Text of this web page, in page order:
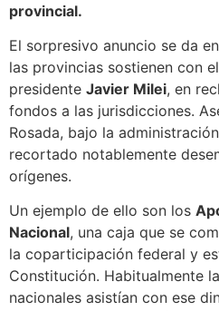
provincial.
El sorpresivo anuncio se da
las provincias sostienen con
presidente Javier Milei, en
fondos a las jurisdicciones.
Rosada, bajo la
recortado notablemente
orígenes.
Un ejemplo de ello son los
Nacional, una caja que se
la coparticipación federal y
Constitución. Habitualmente
nacionales asistían con ese